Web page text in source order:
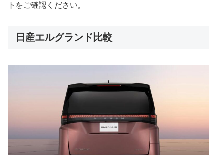
トをご確認ください。
日産エルグランド比較